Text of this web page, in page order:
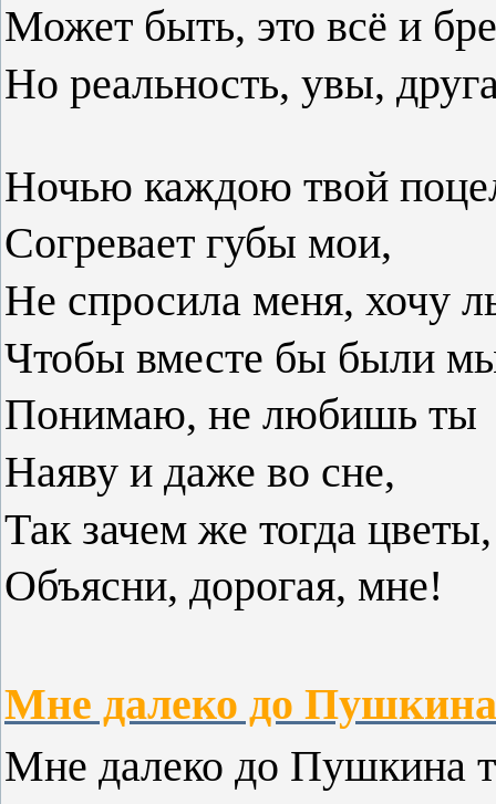
Может быть, это всё и
Но реальность, увы,
Ночью каждою твой
Согревает губы мои,
Не спросила меня, хочу
Чтобы вместе бы были
Понимаю, не любишь ты
Наяву и даже во сне,
Так зачем же тогда
Объясни, дорогая, мне!
Мне далеко до
Мне далеко до Пушкина